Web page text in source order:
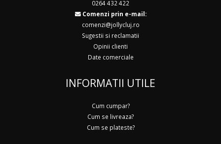
0264 432 422
Comenzi prin e-mail:
comenzi@jollycluj.ro
Sugestii si reclamatii
Opinii clienti
Date comerciale
INFORMATII UTILE
Cum cumpar?
Cum se livreaza?
Cum se plateste?